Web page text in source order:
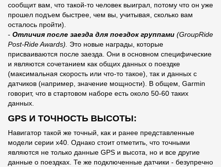
сообщит вам, что такой-то человек выиграл, потому что он уже
прошел подъем быстрее, чем вы, учитывая, сколько вам
осталось пройти).
- Отличия после заезда для поездок группами (GroupRide
Post-Ride Awards).
Это новые награды, которые
присваиваются после заезда. Они в основном специфические
и являются сочетанием как общих данных о поездке
(максимальная скорость или что-то такое), так и данных с
датчиков (например, значение мощности). В общем, Garmin
говорит, что в стартовом наборе есть около 50-60 таких
данных.
GPS И ТОЧНОСТЬ ВЫСОТЫ:
Навигатор такой же точный, как и ранее представленные
модели серии х40. Однако стоит отметить, что точными
являются не только данные GPS и высота, но и все другие
данные о поездках. Те же подключенные датчики - безупречно